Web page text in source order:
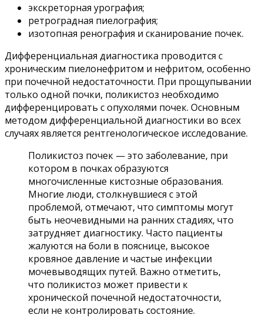
экскреторная урография;
ретроградная пиелография;
изотопная ренография и сканирование почек.
Дифференциальная диагностика проводится с
хроническим пиелонефритом и нефритом, особенно
при почечной недостаточности. При прощупывании
только одной почки, поликистоз необходимо
дифференцировать с опухолями почек. Основным
методом дифференциальной диагностики во всех
случаях является рентгенологическое исследование.
Поликистоз почек — это заболевание, при
котором в почках образуются
многочисленные кистозные образования.
Многие люди, столкнувшиеся с этой
проблемой, отмечают, что симптомы могут
быть неочевидными на ранних стадиях, что
затрудняет диагностику. Часто пациенты
жалуются на боли в пояснице, высокое
кровяное давление и частые инфекции
мочевыводящих путей. Важно отметить,
что поликистоз может привести к
хронической почечной недостаточности,
если не контролировать состояние.